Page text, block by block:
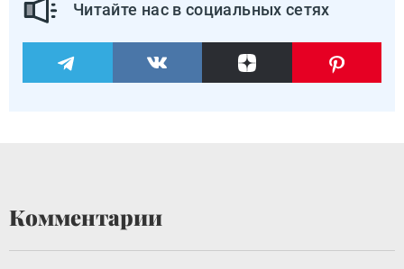
Читайте нас в социальных сетях
Комментарии